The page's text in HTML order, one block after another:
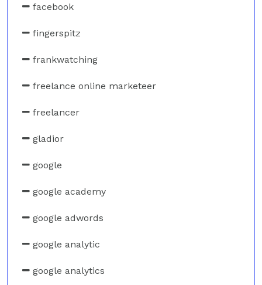
facebook
fingerspitz
frankwatching
freelance online marketeer
freelancer
gladior
google
google academy
google adwords
google analytic
google analytics